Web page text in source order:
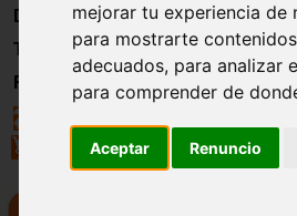
mejorar tu experiencia de
para mostrarte
adecuados, para analizar
para comprender de
Aceptar Renuncio
Directorio
Trabajo
Registro